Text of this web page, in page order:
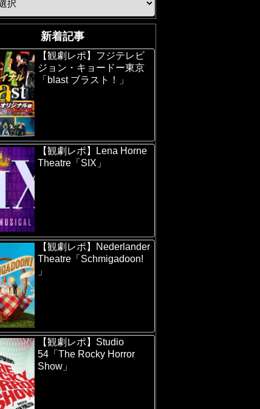
新着記事
【観劇レポ】フジテレビ
ジョン・キョードー東京
「blast ブラスト！」
【観劇レポ】Lena Horne
Theatre「SIX」
【観劇レポ】Nederlander
Theatre「Schmigadoon!
」
【観劇レポ】Studio
54「The Rocky Horror
Show」